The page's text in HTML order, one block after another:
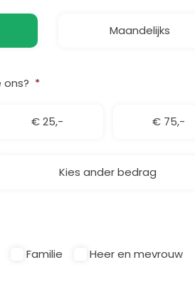
Maandelijks
*
€ 25,- € 75,-
Kies ander bedrag
Familie Heer en mevrouw